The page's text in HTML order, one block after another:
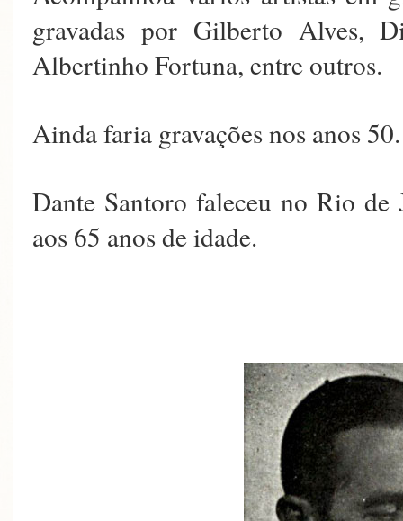
gravadas por Gilberto Alves,
Albertinho Fortuna, entre outros.
Ainda faria gravações nos anos 50.
Dante Santoro faleceu no Rio
aos 65 anos de idade.